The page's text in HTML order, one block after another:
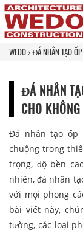
WEDO ĐÁ NHÂN TẠO
ĐÁ NHÂN
CHO
Đá nhân tạo ốp
chuộng trong
trọng, độ bền
nhiên, đá nhân
với mọi phong
bài viết này,
tường, các loại